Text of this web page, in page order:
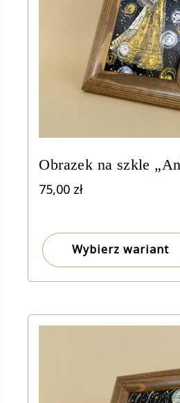
Obrazek na szkle
75,00 zł
Wybierz wariant